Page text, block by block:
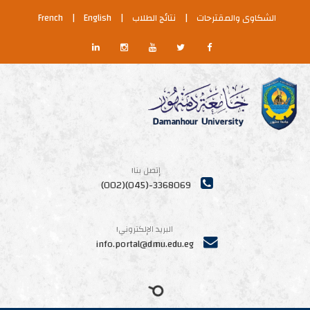
والمقترحات | نتائج الطلاب |
English
French
3368069-(045)(002)
البريد الإلكتروني!
info.portal@dmu.edu.eg